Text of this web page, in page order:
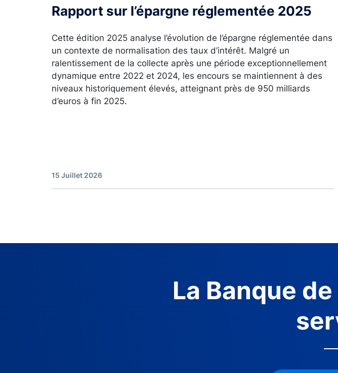
Rapport sur l’épargne réglementée 2025
Cette édition 2025 analyse l’évolution de l’épargne réglementée dans
un contexte de normalisation des taux d’intérêt. Malgré un
ralentissement de la collecte après une période exceptionnellement
dynamique entre 2022 et 2024, les encours se maintiennent à des
niveaux historiquement élevés, atteignant près de 950 milliards
d’euros à fin 2025.
15 Juillet 2026
La Banque